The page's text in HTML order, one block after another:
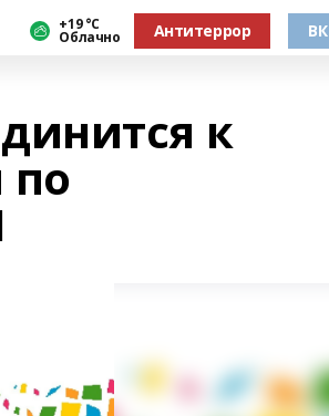
+19 °С
Облачно Антитеррор ВК
к
по